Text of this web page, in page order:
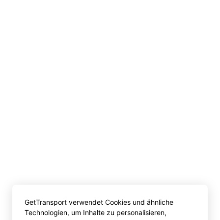
GetTransport verwendet Cookies und ähnliche
Technologien, um Inhalte zu personalisieren,